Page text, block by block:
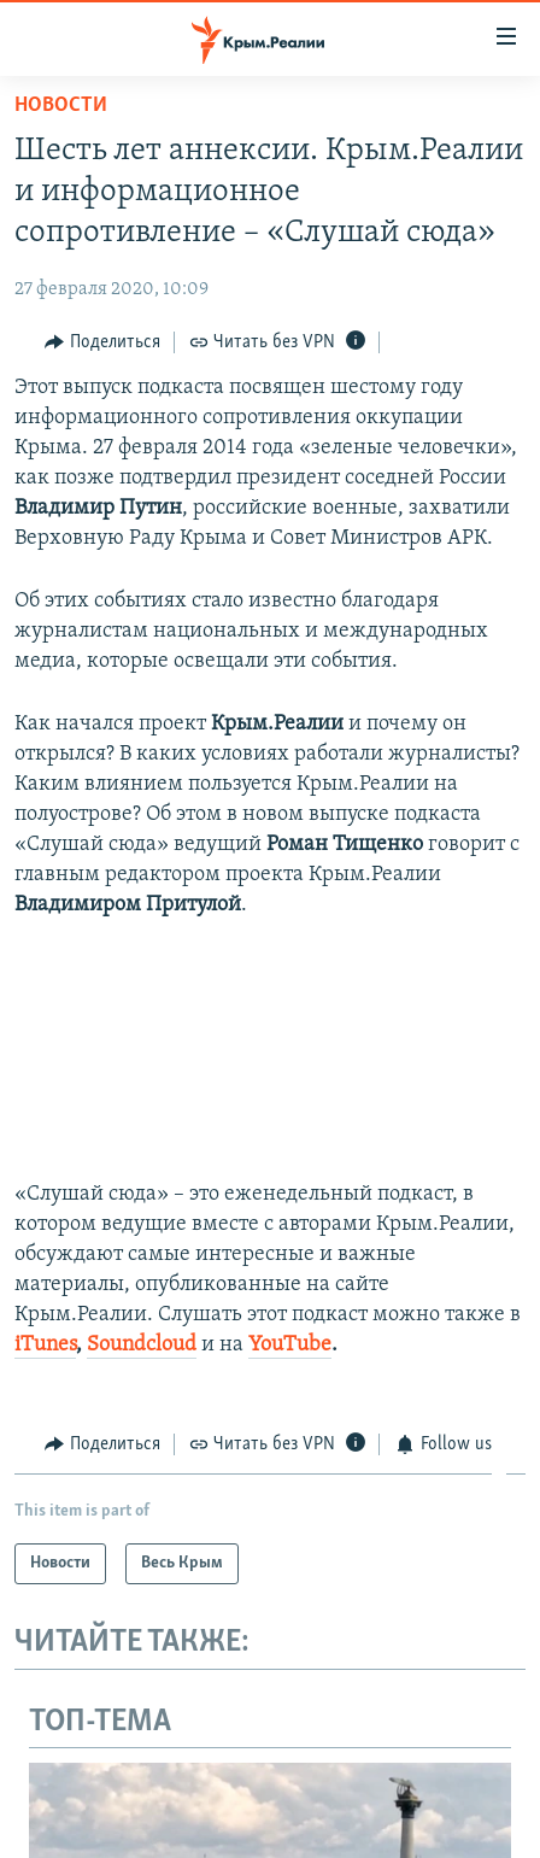
Вернуться
основному
содержанию
Вернутся
главной
навигации
Вернутся
поиску
СПЕЦПРОЕКТЫ
11 ЛЕТ ОККУПАЦИИ КРЫМА. 11 ИСТОРИЙ СОПРОТИВЛЕНИЯ
ЕЩЕ
ИНТЕРАКТИВ
ИНФОГРАФИКА
ТЕЛЕПРОЕКТ КРЫМ.РЕАЛИИ
СОВЕТЫ ПРАВОЗАЩИТНИКОВ
ПРОПАВШИЕ БЕЗ ВЕСТИ
КРЫМ.НЕПОКОРЕННЫЙ
РАДІО СВОБОДА
КАК ОБОЙТИ БЛОКИРОВКУ
Українською
Qırımtatar
Все сайты RFE/RL
НОВОСТИ
Шесть лет аннексии. Крым.Реалии
и информационное
сопротивление – «Слушай сюда»
27 февраля 2020, 10:09
Поделиться Читать без VPN
Этот выпуск подкаста посвящен шестому году
информационного сопротивления оккупации
Крыма. 27 февраля 2014 года «зеленые человечки»,
как позже подтвердил президент соседней России
Владимир Путин, российские военные, захватили
Верховную Раду Крыма и Совет Министров АРК.
Об этих событиях стало известно благодаря
журналистам национальных и международных
медиа, которые освещали эти события.
Как начался проектКрым.Реалии и почему он
открылся? В каких условиях работали журналисты?
Каким влиянием пользуется Крым.Реалии на
полуострове? Об этом в новом выпуске подкаста
«Слушай сюда» ведущий Роман Тищенко говорит с
главным редактором проекта Крым.Реалии
Владимиром Притулой.
«Слушай сюда» – это еженедельный подкаст, в
котором ведущие вместе с авторами Крым.Реалии,
обсуждают самые интересные и важные
материалы, опубликованные на сайте
Крым.Реалии. Слушать этот подкаст можно также в
iTunes, Soundcloud и на YouTube.
Поделиться Читать без VPN Follow us
This item is part of
Новости Весь Крым
ЧИТАЙТЕ ТАКЖЕ:
ТОП-ТЕМА